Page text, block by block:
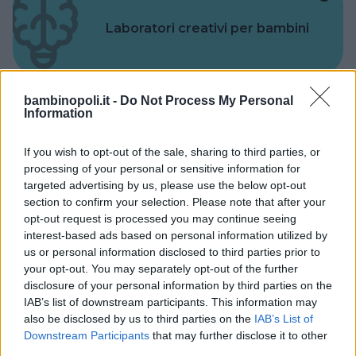
bambinopoli.it - Do Not Process My Personal
Information
If you wish to opt-out of the sale, sharing to third parties, or
processing of your personal or sensitive information for
targeted advertising by us, please use the below opt-out
section to confirm your selection. Please note that after your
opt-out request is processed you may continue seeing
interest-based ads based on personal information utilized by
us or personal information disclosed to third parties prior to
your opt-out. You may separately opt-out of the further
disclosure of your personal information by third parties on the
IAB’s list of downstream participants. This information may
also be disclosed by us to third parties on the IAB’s List of
Downstream Participants that may further disclose it to other
Laboratori creativi per bambini
Feste